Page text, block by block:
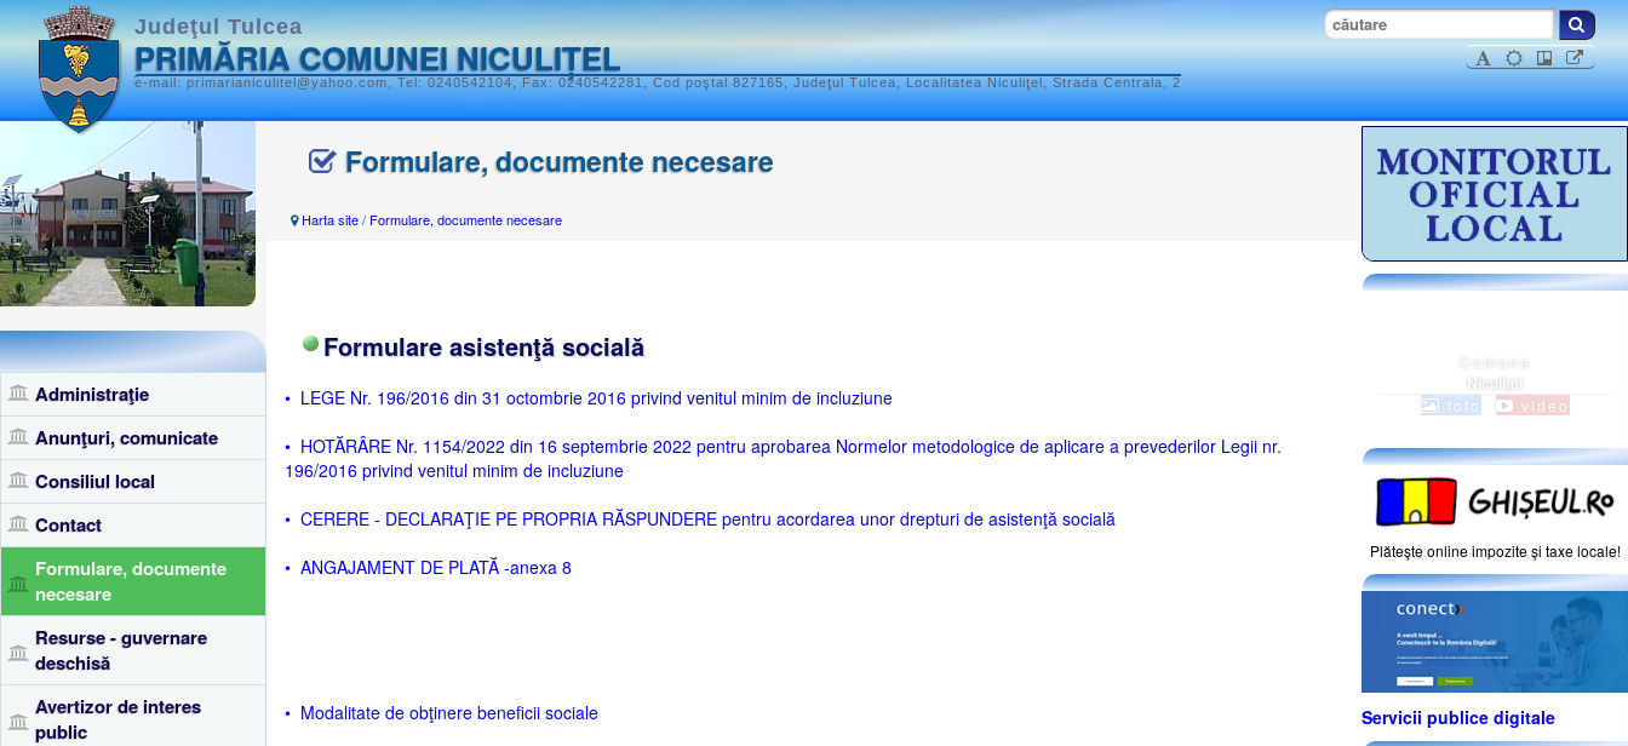
Judeţul Tulcea
PRIMĂRIA COMUNEI NICULIȚEL
e-mail: primarianiculitel@yahoo.com, Tel: 0240542104, Fax: 0240542281, Cod poştal 827165, Judeţul Tulcea, Localitatea Niculiţel, Strada Centrala, 2
Administraţie
Anunţuri, comunicate
Consiliul local
Contact
Formulare, documente
necesare
Resurse - guvernare
deschisă
Avertizor de interes
public
Formulare, documente necesare
Harta site/ Formulare, documente necesare
Formulare asistenţă socială
• LEGE Nr. 196/2016 din 31 octombrie 2016 privind venitul minim de incluziune
• HOTĂRÂRE Nr. 1154/2022 din 16 septembrie 2022 pentru aprobarea Normelor metodologice de aplicare a prevederilor Legii nr.
196/2016 privind venitul minim de incluziune
• CERERE - DECLARAŢIE PE PROPRIA RĂSPUNDERE pentru acordarea unor drepturi de asistenţă socială
• ANGAJAMENT DE PLATĂ -anexa 8
• Modalitate de obţinere beneficii sociale
Comuna
Niculiţel
foto video
Plăteşte online impozite şi taxe locale!
Servicii publice digitale